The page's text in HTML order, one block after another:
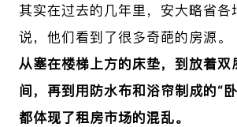
其实在过去的几年里，安大略省各
说，他们看到了很多奇葩的房源。
从塞在楼梯上方的床垫，到放着双
间，再到用防水布和浴帘制成的“
都体现了租房市场的混乱。